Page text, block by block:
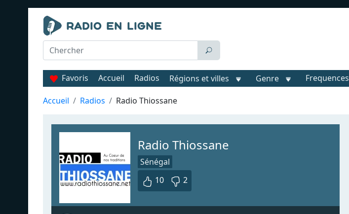
Favoris Accueil Radios Régions et villes Genre Frequences
Accueil Radios Radio Thiossane
Radio Thiossane
Sénégal
10
2